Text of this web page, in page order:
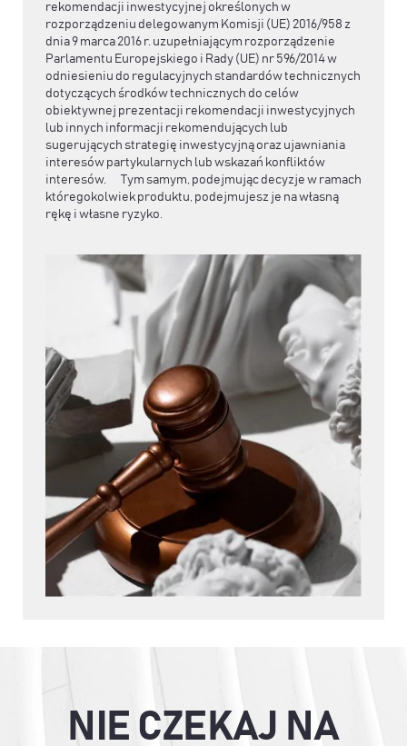
rekomendacji inwestycyjnej określonych w
rozporządzeniu delegowanym Komisji (UE) 2016/958 z
dnia 9 marca 2016 r. uzupełniającym rozporządzenie
Parlamentu Europejskiego i Rady (UE) nr 596/2014 w
odniesieniu do regulacyjnych standardów technicznych
dotyczących środków technicznych do celów
obiektywnej prezentacji rekomendacji inwestycyjnych
lub innych informacji rekomendujących lub
sugerujących strategię inwestycyjną oraz ujawniania
interesów partykularnych lub wskazań konfliktów
interesów. Tym samym, podejmując decyzje w ramach
któregokolwiek produktu, podejmujesz je na własną
rękę i własne ryzyko.
NIE CZEKAJ NA